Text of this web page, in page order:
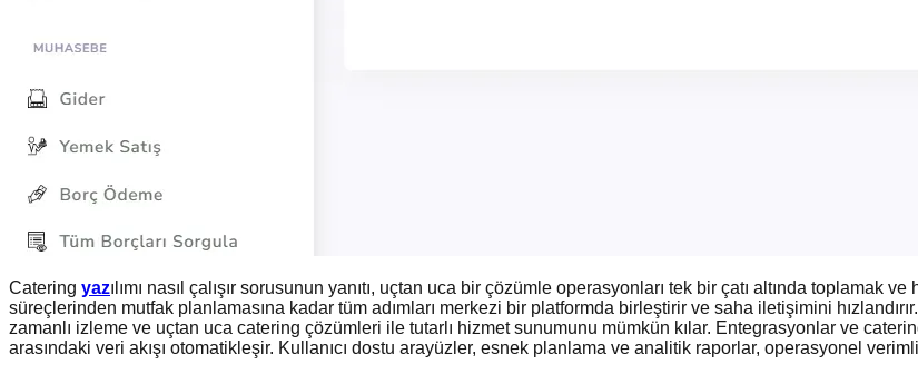
Catering yazılımı nasıl çalışır sorusunun yanıtı, uçtan uca bir çözümle operasyonları tek bir çatı altında toplamak
süreçlerinden mutfak planlamasına kadar tüm adımları merkezi bir platformda birleştirir ve saha iletişimini
zamanlı izleme ve uçtan uca catering çözümleri ile tutarlı hizmet sunumunu mümkün kılar. Entegrasyonlar ve
arasındaki veri akışı otomatikleşir. Kullanıcı dostu arayüzler, esnek planlama ve analitik raporlar, operasyonel